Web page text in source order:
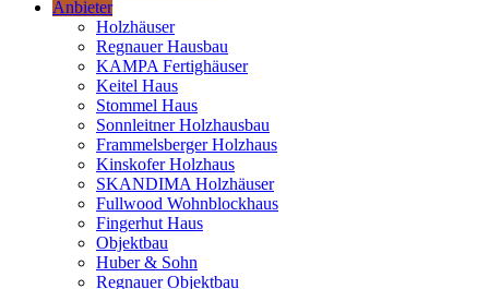
Anbieter
Holzhäuser
Regnauer Hausbau
KAMPA Fertighäuser
Keitel Haus
Stommel Haus
Sonnleitner Holzhausbau
Frammelsberger Holzhaus
Kinskofer Holzhaus
SKANDIMA Holzhäuser
Fullwood Wohnblockhaus
Fingerhut Haus
Objektbau
Huber & Sohn
Regnauer Objektbau